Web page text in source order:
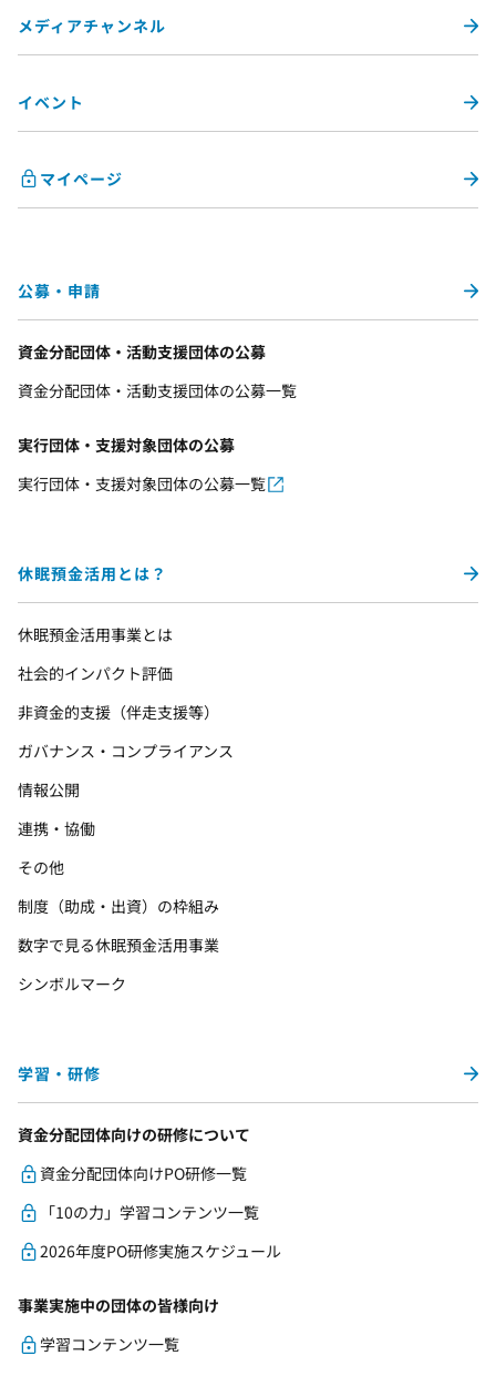
メディアチャンネル
イベント
マイページ
公募・申請
資金分配団体・活動支援団体の公募
資金分配団体・活動支援団体の公募一覧
実行団体・支援対象団体の公募
実行団体・支援対象団体の公募一覧
休眠預金活用とは？
休眠預金活用事業とは
社会的インパクト評価
非資金的支援（伴走支援等）
ガバナンス・コンプライアンス
情報公開
連携・協働
その他
制度（助成・出資）の枠組み
数字で見る休眠預金活用事業
シンボルマーク
学習・研修
資金分配団体向けの研修について
資金分配団体向けPO研修一覧
「10の力」学習コンテンツ一覧
2026年度PO研修実施スケジュール
事業実施中の団体の皆様向け
学習コンテンツ一覧